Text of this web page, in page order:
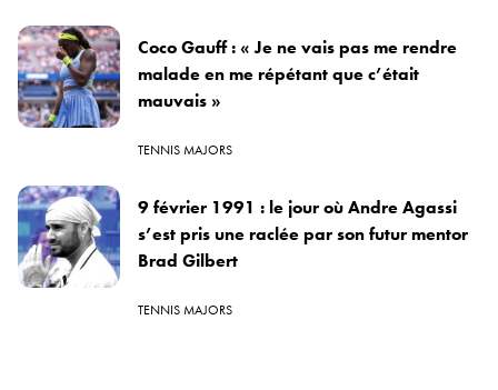
Coco Gauff : « Je ne vais pas me rendre
malade en me répétant que c’était
mauvais »
TENNIS MAJORS
9 février 1991 : le jour où Andre Agassi
s’est pris une raclée par son futur mentor
Brad Gilbert
TENNIS MAJORS